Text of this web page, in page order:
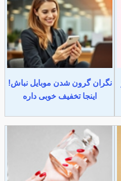
نگران گرون شدن موبایل نباش!
اینجا تخفیف خوبی داره